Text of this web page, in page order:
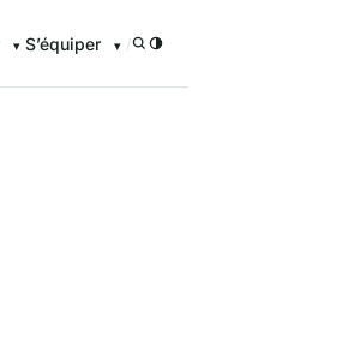
S’équiper /